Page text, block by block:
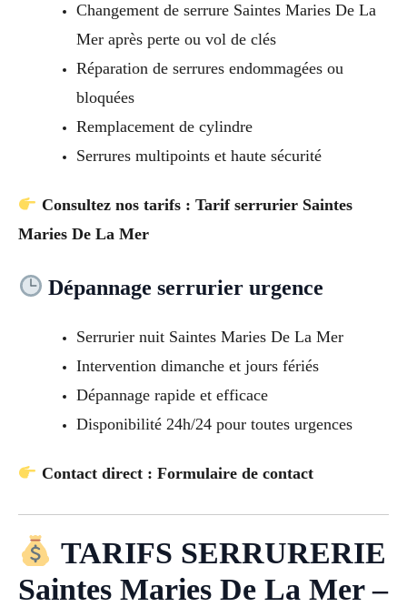
Changement de serrure Saintes Maries De La
Mer après perte ou vol de clés
Réparation de serrures endommagées ou
bloquées
Remplacement de cylindre
Serrures multipoints et haute sécurité
Consultez nos tarifs : Tarif serrurier Saintes
Maries De La Mer
Dépannage serrurier urgence
Serrurier nuit Saintes Maries De La Mer
Intervention dimanche et jours fériés
Dépannage rapide et efficace
Disponibilité 24h/24 pour toutes urgences
Contact direct : Formulaire de contact
TARIFS SERRURERIE
Saintes Maries De La Mer –